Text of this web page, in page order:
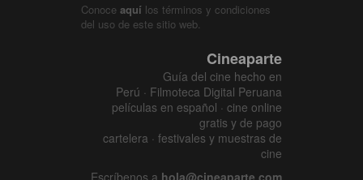
Conoce aquí los términos y condiciones
del uso de este sitio web.
Cineaparte
Guía del cine hecho en
Perú · Filmoteca Digital Peruana
películas en español · cine online
gratis y de pago
cartelera · festivales y muestras de
cine
Escríbenos a hola@cineaparte.com